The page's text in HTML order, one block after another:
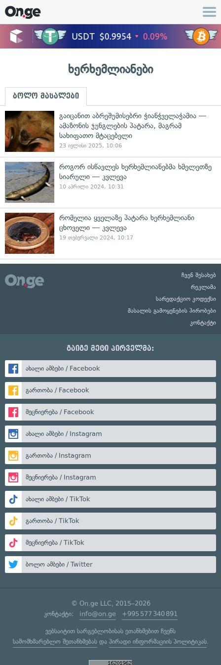
ხერხემლიანები
ბოლო მასალები
გაიცანით აბრეშუმისებრი ჭიანჭველაჭამია —
ამაზონის ჯუნგლების პატარა, მაგრამ
სახიფათო მტაცებელი
23 ივლისი 2025, 10:06
როგორ ისწავლეს ხერხემლიანებმა ხმელეთზე
სიარული — კვლევა
10 აპრილი 2024, 10:31
რომელია ყველაზე პატარა ხერხემლიანი
ცხოველი — კვლევა
19 თებერვალი 2024, 10:17
ჩვენ შესახებ
რეკლამა
სარედაქციო კოდექსი
მასალის გამოყენების პირობები
კონტაქტი
გაიგე მეტი პირველმა:
ახალი ამბები / Facebook
გართობა / Facebook
მეცნიერება / Facebook
ახალი ამბები / Instagram
გართობა / Instagram
მეცნიერება / Instagram
ახალი ამბები / TikTok
გართობა / TikTok
მეცნიერება / TikTok
ბოლო ამბები / Twitter
© On.ge LLC, 2015–2026
კონტაქტი: info@on.ge +995 577 340 891
ვებსაიტით სარგებლობისას ეთანხმებით ჩვენს
სამომხმარებლო შეთანხმებასდა პირადი ინფორმაციის პოლიტიკას.